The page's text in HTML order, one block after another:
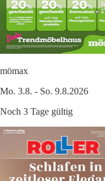
mömax
Mo. 3.8. - So. 9.8.2026
Noch 3 Tage gültig